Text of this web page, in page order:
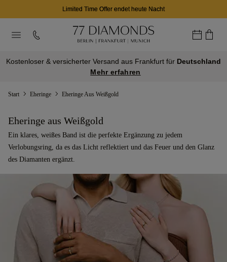
12 S 26 M 02 Z
Kostenloser & versicherter Versand aus Frankfurt für Deutschland
Mehr erfahren
Start Eheringe Eheringe Aus Weißgold
Eheringe aus Weißgold
Ein klares, weißes Band ist die perfekte Ergänzung zu jedem
Verlobungsring, da es das Licht reflektiert und das Feuer und den Glanz
des Diamanten ergänzt.